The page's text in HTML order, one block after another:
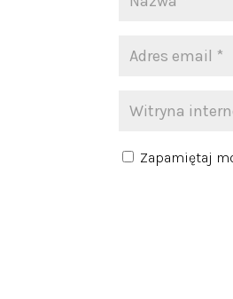
Zapamiętaj